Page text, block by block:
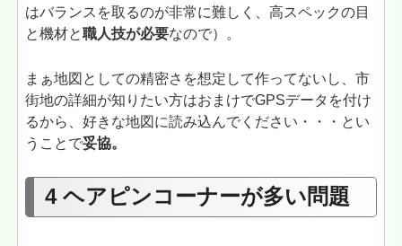
はバランスを取るのが非常に難しく、高スペックの目
と機材と職人技が必要なので）。
まぁ地図としての精密さを想定して作ってないし、市
街地の詳細が知りたい方はおまけでGPSデータを付け
るから、好きな地図に読み込んでください・・・とい
うことで妥協。
4 ヘアピンコーナーが多い問題